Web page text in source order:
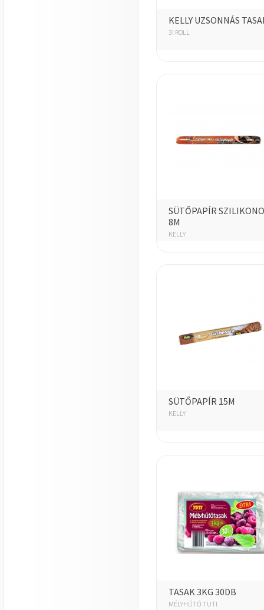
KELLY UZSONNÁS
3l ROLL
SÜTŐPAPÍR
8M
KELLY
SÜTŐPAPÍR 15M
KELLY
TASAK 3KG 30DB
MÉLYHŰTŐ TUTI